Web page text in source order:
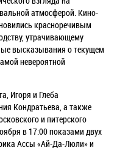
атмосферой. Кино-
красноречивым
утрачивающему
высказывания о текущем
невероятной
Игоря и Глеба
Кондратьева, а также
и питерского
в 17:00 показами двух
Ассы «Ай-Да-Люли» и